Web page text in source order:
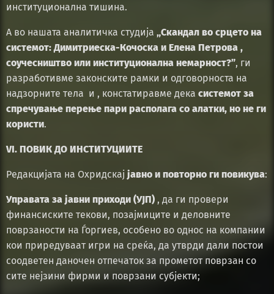
институционална тишина.
А во нашата аналитичка студија „Скандал во срцето на
системот: Димитриеска-Кочоска и Елена Петрова ,
соучесништво или институционална немарност?”, ги
разработивме законските рамки и одговорноста на
надзорните тела и , констатиравме дека системот за
спречување перење пари располага со алатки, но не ги
користи.
VI. ПОВИК ДО ИНСТИТУЦИИТЕ
Редакцијата на Охридскај јавно и повторно ги повикува:
Управата за јавни приходи (УЈП) , да ги провери
финансиските текови, позајмиците и деловните
поврзаности на Ѓоргиев, особено во однос на компании
кои приредуваат игри на среќа, да утврди дали постои
соодветен даночен отпечаток за прометот поврзан со
сите нејзини фирми и поврзани субјекти;